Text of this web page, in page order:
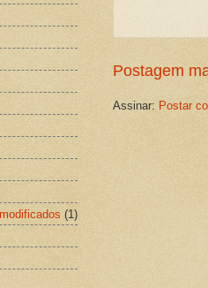
Postagem
Assinar: Postar
(1)